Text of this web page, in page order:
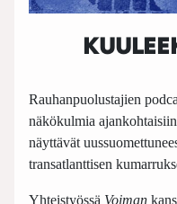
Rauhanpuolustajien
näkökulmia
näyttävät
transatlanttisen
Yhteistyössä Voiman